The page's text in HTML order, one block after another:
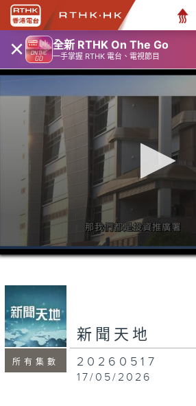
× 全新 RTHK On The Go
一手掌握 RTHK 電台、電視節目
0
seconds
minutes,
seconds
所有集數
新聞天地
20260517
17/05/2026